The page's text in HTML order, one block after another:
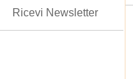
Ricevi Newsletter